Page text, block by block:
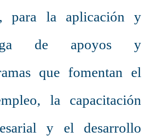
para la aplicación y
de apoyos y
que fomentan el
la capacitación
y el desarrollo